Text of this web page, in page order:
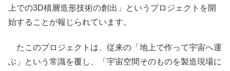
上での3D積層造形技術の創出」というプロジェクトを開
始することが報じられています。
たこのプロジェクトは、従来の「地上で作って宇宙へ運
ぶ」という常識を覆し、「宇宙空間そのものを製造現場に